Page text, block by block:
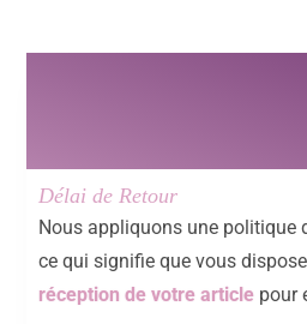
Délai de Retour
Nous appliquons une politique
ce qui signifie que vous
réception de votre article pour